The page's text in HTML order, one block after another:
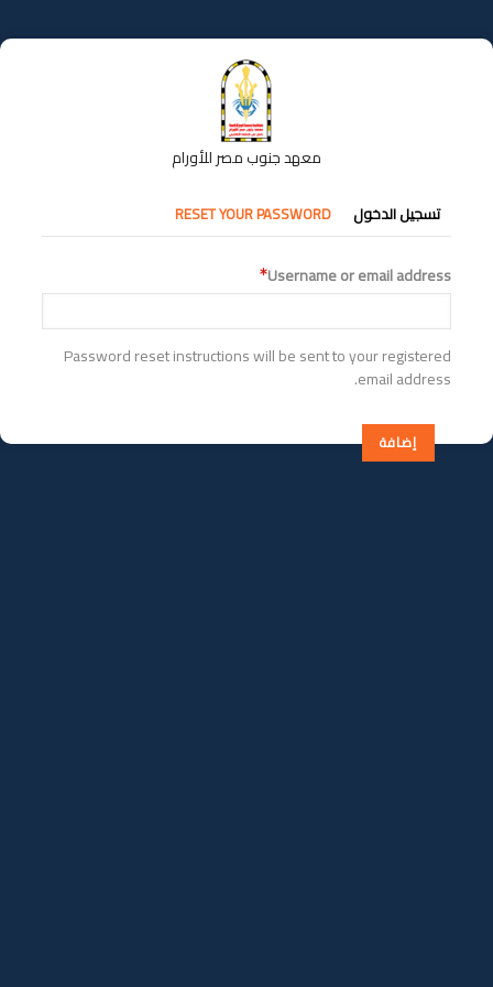
إلى
المحتوى
معهد جنوب مصر للأورام
التبويبات
الأساسية
تسجيل الدخول RESET YOUR PASSWORD
Username or email address
Password reset instructions will be sent to your registered
email address.